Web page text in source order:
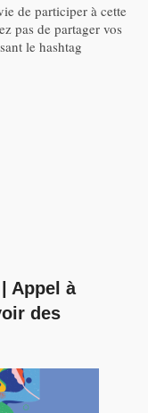
de participer à cette
pas de partager vos
le hashtag
Appel à
des